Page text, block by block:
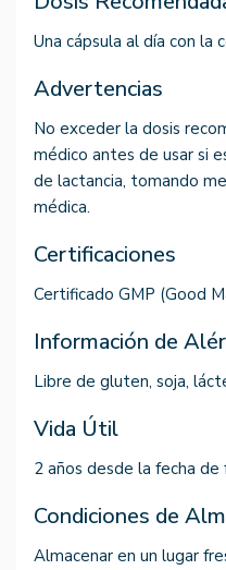
Una cápsula al día con la
Advertencias
No exceder la dosis
médico antes de usar si
de lactancia, tomando
médica.
Certificaciones
Certificado GMP (Good
Información de
Libre de gluten, soja,
Vida Útil
2 años desde la fecha de
Condiciones de
Almacenar en un lugar